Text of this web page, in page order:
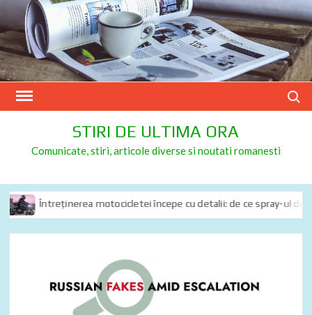
Skip
to
content
STIRI DE ULTIMA ORA
Comunicate, stiri, articole diverse si noutati romanesti
Întreținerea motocicletei începe cu detalii: de ce spray-ul de